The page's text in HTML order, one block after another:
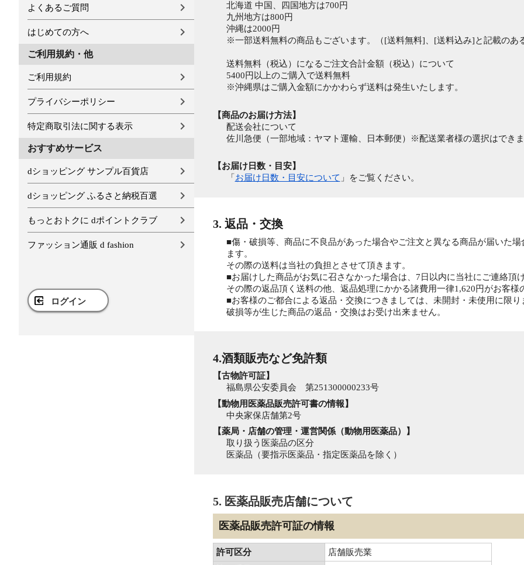
よくあるご質問
はじめての方へ
ご利用規約・他
ご利用規約
プライバシーポリシー
特定商取引法に関する表示
おすすめサービス
dショッピング サンプル百貨店
dショッピング ふるさと納税百選
もっとおトクに dポイントクラブ
ファッション通販 d fashion
ログイン
北海道 中国、四国地方は700円
九州地方は800円
沖縄は2000円
※一部送料無料の商品もございます。（[送料無料]、[送料込み]と記載のあ
送料無料（税込）になるご注文合計金額（税込）について
5400円以上のご購入で送料無料
※沖縄県はご購入金額にかかわらず送料は発生いたします。
【商品のお届け方法】
配送会社について
佐川急便（一部地域：ヤマト運輸、日本郵便）※配送業者様の選択はでき
【お届け日数・目安】
「 お届け日数・目安について 」をご覧ください。
3. 返品・交換
■傷・破損等、商品に不良品があった場合やご注文と異なる商品が届いた
ます。
その際の送料は当社の負担とさせて頂きます。
■お届けした商品がお気に召さなかった場合は、7日以内に当社にご連絡頂
その際の返品頂く送料の他、返品処理にかかる諸費用一律1,620円がお客
■お客様のご都合による返品・交換につきましては、未開封・未使用に限
破損等が生じた商品の返品・交換はお受け出来ません。
4.酒類販売など免許類
【古物許可証】
福島県公安委員会 第251300000233号
【動物用医薬品販売許可書の情報】
中央家保店舗第2号
【薬局・店舗の管理・運営関係（動物用医薬品）】
取り扱う医薬品の区分
医薬品（要指示医薬品・指定医薬品を除く）
5. 医薬品販売店舗について
医薬品販売許可証の情報
許可区分
店舗販売業